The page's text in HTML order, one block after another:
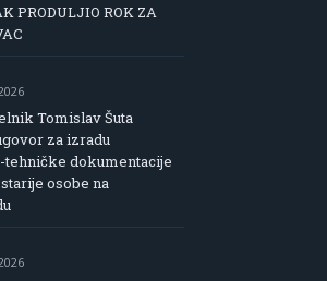
PRODULJIO ROK ZA
Tomislav Šuta
za izradu
dokumentacije
osobe na